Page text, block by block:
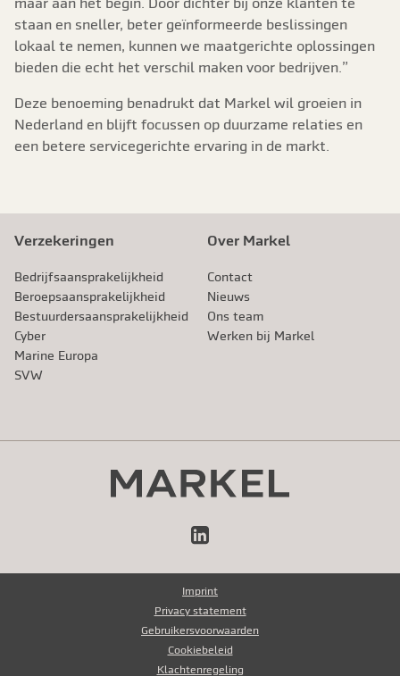
staan en sneller, beter geïnformeerde beslissingen
lokaal te nemen, kunnen we maatgerichte oplossingen
bieden die echt het verschil maken voor bedrijven.”
Deze benoeming benadrukt dat Markel wil groeien in
Nederland en blijft focussen op duurzame relaties en
een betere servicegerichte ervaring in de markt.
Verzekeringen
Bedrijfsaansprakelijkheid
Beroeps­aansprakelijkheid
Bestuurdersaansprakelijkheid
Cyber
Marine Europa
SVW
Over Markel
Contact
Nieuws
Ons team
Werken bij Markel
LinkedIn
Imprint
Privacy statement
Gebruikersvoorwaarden
Cookiebeleid
Klachtenregeling